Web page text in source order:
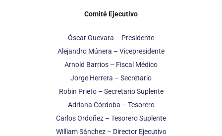
Comité Ejecutivo
Óscar Guevara – Presidente
Alejandro Múnera – Vicepresidente
Arnold Barrios – Fiscal Médico
Jorge Herrera – Secretario
Robin Prieto – Secretario Suplente
Adriana Córdoba – Tesorero
Carlos Ordoñez – Tesorero Suplente
William Sánchez – Director Ejecutivo